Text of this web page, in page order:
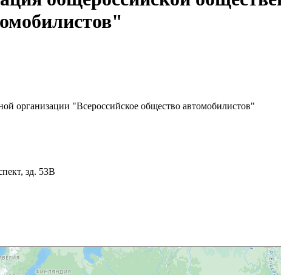
организации "Всероссийское общество автомобилистов"
зд. 53В